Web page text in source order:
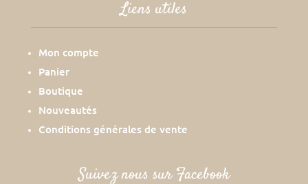
Liens utiles
Mon compte
Panier
Boutique
Nouveautés
Conditions générales de vente
Suivez nous sur Facebook